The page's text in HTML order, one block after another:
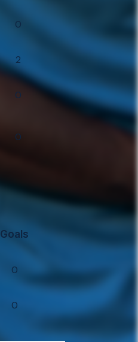
0
2
0
0
Goals
0
0